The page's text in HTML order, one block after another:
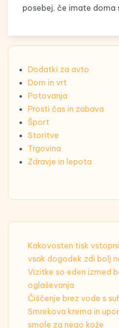
posebej, če imate doma
Dodatki za avto
Dom in vrt
Potovanja
Prosti čas in zabava
Šport
Storitve
Trgovina
Zdravje in lepota
Kakovosten tisk
vsak dogodek zdi bolj
Vizitke so eden izmed
oglaševanja
Čiščenje brez vode s
Smrekova krema in
smole za nego kože